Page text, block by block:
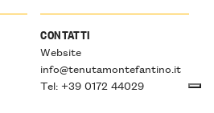
CONTATTI
Website
info@tenutamontefantino.it
Tel: +39 0172 44029